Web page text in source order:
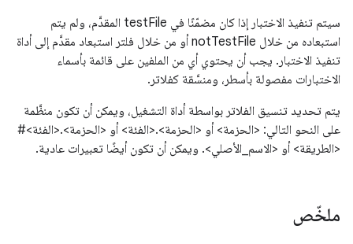
سيتم تنفيذ الاختبار إذا كان مضمّنًا في testFile المقدَّم، ولم يتم
استبعاده من خلال notTestFile أو من خلال فلتر استبعاد مقدَّم إلى أداة
تنفيذ الاختبار. يجب أن يحتوي أي من الملفين على قائمة بأسماء
الاختبارات مفصولة بأسطر، ومنسَّقة كفلاتر.
يتم تحديد تنسيق الفلاتر بواسطة أداة التشغيل، ويمكن أن تكون منظَّمة
على النحو التالي: <الحزمة> أو <الحزمة>.<الفئة> أو <الحزمة>.<الفئة>#
<الطريقة> أو <الاسم_الأصلي>. ويمكن أن تكون أيضًا تعبيرات عادية.
ملخّص